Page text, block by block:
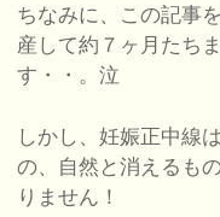
ちなみに、この記事
産して約７ヶ月たち
す・・。泣
しかし、妊娠正中線
の、自然と消えるも
りません！